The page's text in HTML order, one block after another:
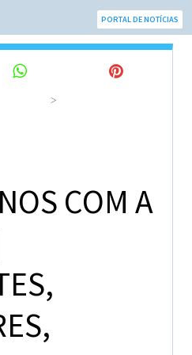
PORTAL DE NOTÍCIAS
>
COM A